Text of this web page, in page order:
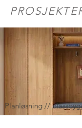
Planløsning //